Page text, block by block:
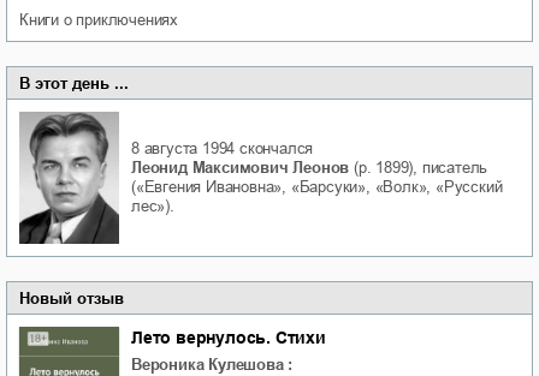
книги о приключениях
В этот день ...
8 августа 1994 скончался
Леонид Максимович Леонов (р. 1899), писатель
(«Евгения Ивановна», «Барсуки», «Волк», «Русский
лес»).
Новый отзыв
Лето вернулось. Стихи
Вероника Кулешова :